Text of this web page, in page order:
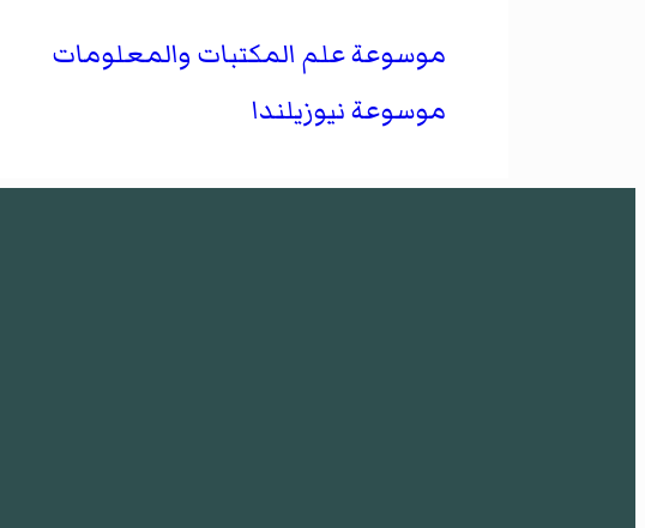
موسوعة علم المكتبات والمعلومات
موسوعة نيوزيلندا